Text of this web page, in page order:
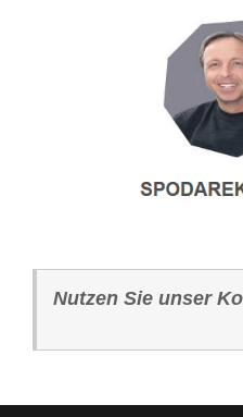
Nutzen Sie unser